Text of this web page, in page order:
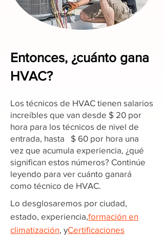
Entonces, ¿cuánto gana
HVAC?
Los técnicos de HVAC tienen salarios
increíbles que van desde $ 20 por
hora para los técnicos de nivel de
entrada, hasta $ 60 por hora una
vez que acumula experiencia, ¿qué
significan estos números? Continúe
leyendo para ver cuánto ganará
como técnico de HVAC.
Lo desglosaremos por ciudad,
estado, experiencia,formación en
climatización, yCertificaciones